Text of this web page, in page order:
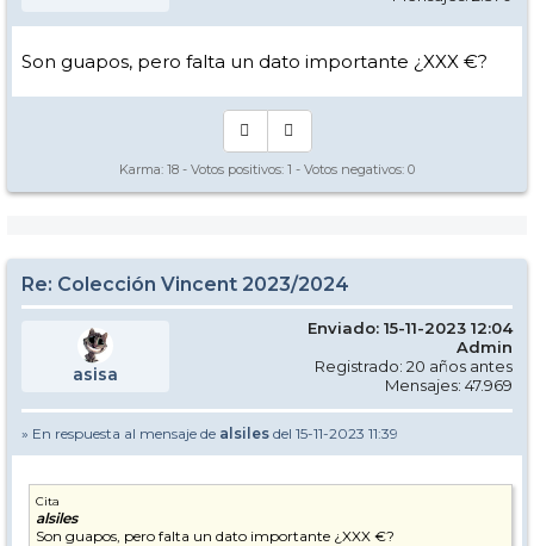
Son guapos, pero falta un dato importante ¿XXX €?
Karma: 18 - Votos positivos: 1 - Votos negativos: 0
Re: Colección Vincent 2023/2024
asisa
Enviado: 15-11-2023 12:04
Admin
Registrado: 20 años antes
Mensajes: 47.969
» En respuesta al mensaje de alsiles del 15-11-2023 11:39
Cita
alsiles
Son guapos, pero falta un dato importante ¿XXX €?